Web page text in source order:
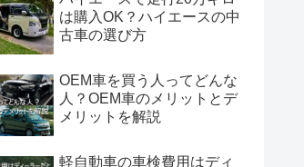
は購入OK？ハイエースの中
古車の選び方
OEM車を買う人ってどんな
人？OEM車のメリットとデ
メリットを解説
軽自動車の車検費用はディ